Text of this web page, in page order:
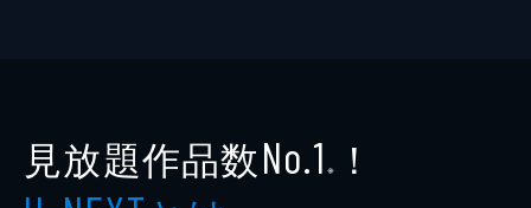
見放題作品数No.1 ※ ！